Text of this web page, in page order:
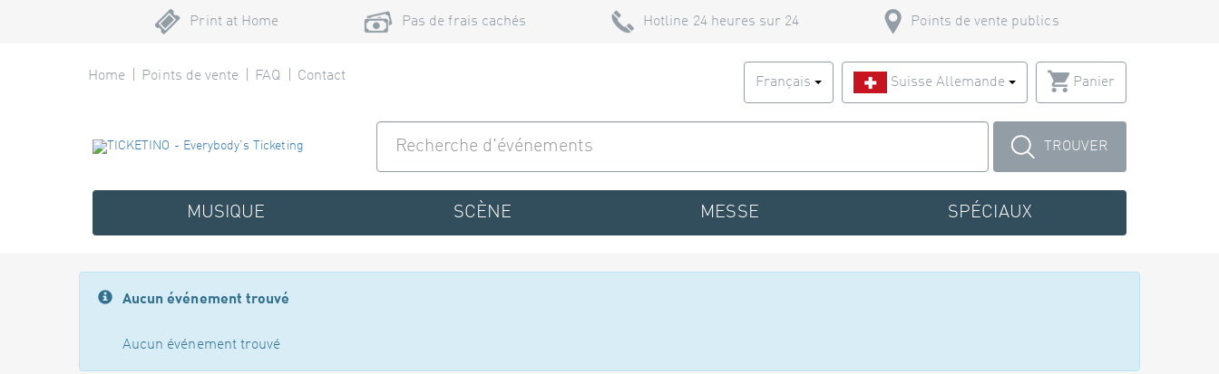
Print at Home Pas de frais cachés Hotline 24 heures sur 24 Points de vente publics
Home Points de vente FAQ Contact Français Suisse Allemande Panier
TROUVER
MUSIQUE SCÈNE MESSE SPÉCIAUX
Aucun événement trouvé
Aucun événement trouvé